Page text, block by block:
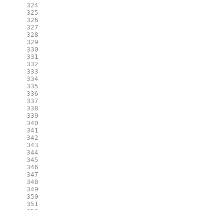
324
325
326
327
328
329
330
331
332
333
334
335
336
337
338
339
340
341
342
343
344
345
346
347
348
349
350
351